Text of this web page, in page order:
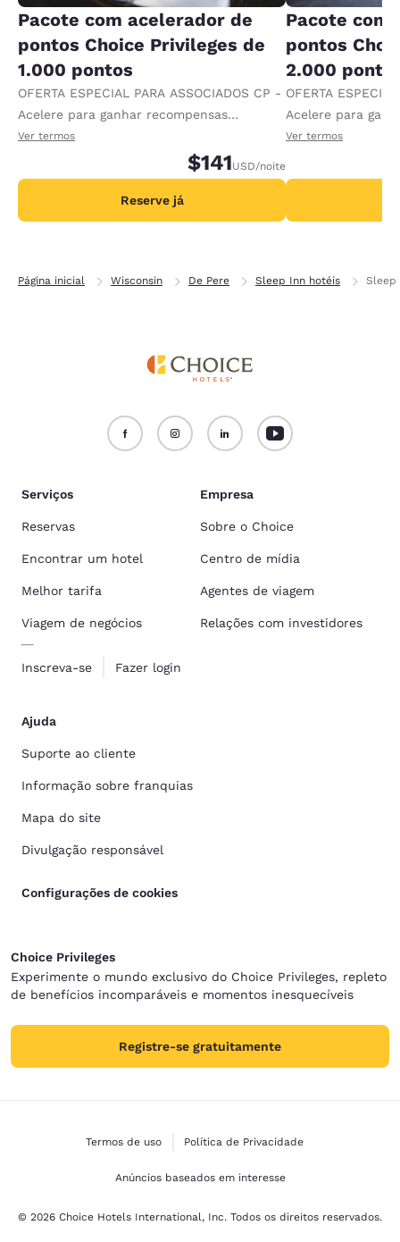
Pacote com acelerador de
pontos Choice Privileges de
1.000 pontos
OFERTA ESPECIAL PARA ASSOCIADOS CP -
Acelere para ganhar recompensas
recebendo 1.000 pontos extras por diária.
Ver termos
$141USD/noite
Reserve já
Pacote com
pontos
2.000
OFERTA
Acelere para
recebendo 2.000
Ver termos
Página inicial Wisconsin De Pere Sleep Inn hotéis Sleep
Serviços
Reservas
Encontrar um hotel
Melhor tarifa
Viagem de negócios
Inscreva-se Fazer login
Empresa
Sobre o Choice
Centro de mídia
Agentes de viagem
Relações com investidores
Ajuda
Suporte ao cliente
Informação sobre franquias
Mapa do site
Divulgação responsável
Configurações de cookies
Choice Privileges
Experimente o mundo exclusivo do Choice Privileges, repleto
de benefícios incomparáveis e momentos inesquecíveis
Registre-se gratuitamente
Termos de uso Política de Privacidade
Anúncios baseados em interesse
© 2026 Choice Hotels International, Inc. Todos os direitos reservados.